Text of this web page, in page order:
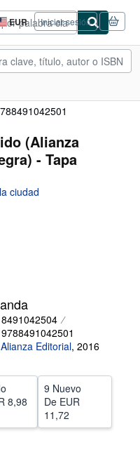
EUR
Preferencias
de
compra
del
Iniciar sesión
(Alianza
- Tapa
ciudad
Alianza Editorial, 2016
8,98
9 Nuevo
De EUR
11,72